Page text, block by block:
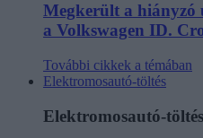
Megkerült a hiányzó
a Volkswagen ID.
További cikkek a témában
Elektromosautó-töltés
Elektromosautó-töltés